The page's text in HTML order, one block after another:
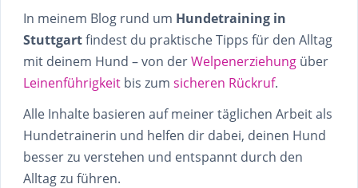
In meinem Blog rund um Hundetraining in
Stuttgartfindest du praktische Tipps für den Alltag
mit deinem Hund – von derWelpenerziehung über
Leinenführigkeit bis zum sicheren Rückruf.
Alle Inhalte basieren auf meiner täglichen Arbeit als
Hundetrainerin und helfen dir dabei, deinen Hund
besser zu verstehen und entspannt durch den
Alltag zu führen.